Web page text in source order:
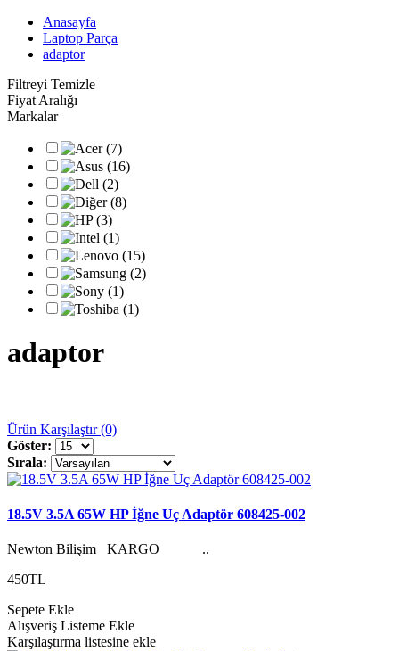
Anasayfa
Laptop Parça
adaptor
Filtreyi Temizle
Fiyat Aralığı
Markalar
adaptor
Ürün Karşılaştır (0)
Göster:
Sırala:
18.5V 3.5A 65W HP İğne Uç Adaptör 608425-002
Newton Bilişim KARGO ..
450TL
Sepete Ekle
Alışveriş Listeme Ekle
Karşılaştırma listesine ekle